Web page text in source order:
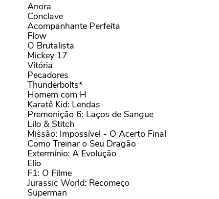
Anora
Conclave
Acompanhante Perfeita
Flow
O Brutalista
Mickey 17
Vitória
Pecadores
Thunderbolts*
Homem com H
Karatê Kid: Lendas
Premonição 6: Laços de Sangue
Lilo & Stitch
Missão: Impossível - O Acerto Final
Como Treinar o Seu Dragão
Extermínio: A Evolução
Elio
F1: O Filme
Jurassic World: Recomeço
Superman